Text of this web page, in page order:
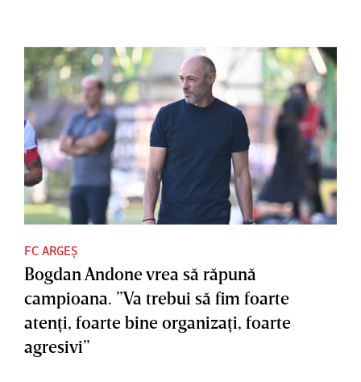
FC ARGEȘ
Bogdan Andone vrea să răpună
campioana. ”Va trebui să fim foarte
atenţi, foarte bine organizaţi, foarte
agresivi”